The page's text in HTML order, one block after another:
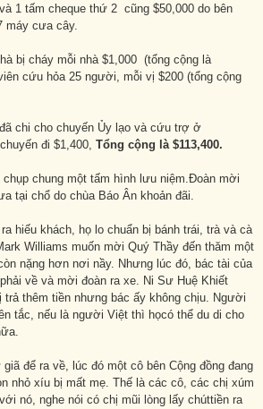
1 tấm cheque thứ 2 cũng $50,000 do bên
máy cưa cây.
bị cháy mỗi nhà $1,000 (tổng cộng là
cứu hỏa 25 người, mỗi vị $200 (tổng cộng
chi cho chuyến Ủy lạo và cứu trợ ở
đi $1,400, Tổng cộng là $113,400.
chung một tấm hình lưu niệm.Đoàn mời
tại chổ do chùa Báo Ân khoản đãi.
hiếu khách, họ lo chuẩn bị bánh trái, trà và cà
Williams muốn mời Quý Thầy đến thăm một
nặng hơn nơi nầy. Nhưng lúc đó, bác tài của
về và mời đoàn ra xe. Ni Sư Huệ Khiết
thêm tiền nhưng bác ấy không chịu. Người
tắc, nếu là người Việt thì họcó thể du di cho
để ra về, lúc đó một cô bên Cộng đồng đang
nhỏ xíu bị mất mẹ. Thế là các cô, các chị xúm
nó, nghe nói có chị mũi lòng lấy chúttiền ra